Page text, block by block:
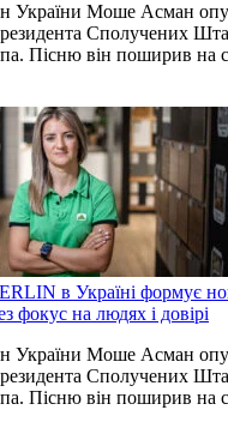
України Моше Асман
Сполучених
Пісню він поширив на
в Україні формує
фокус на людях і довірі
України Моше Асман
Сполучених
Пісню він поширив на